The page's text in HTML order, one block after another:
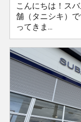
こんにちは！ス
舗（タニシキ）
ってきま...